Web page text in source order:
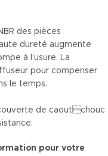
des pièces
dureté augmente
à l’usure. La
pour compenser
le temps.
de caoutchouc
pour votre